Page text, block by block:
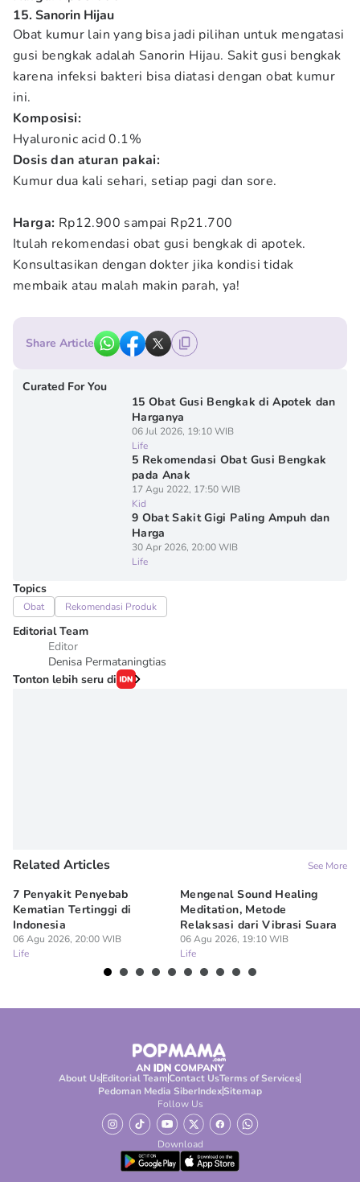
15. Sanorin Hijau
Obat kumur lain yang bisa jadi pilihan untuk mengatasi
gusi bengkak adalah Sanorin Hijau. Sakit gusi bengkak
karena infeksi bakteri bisa diatasi dengan obat kumur
ini.
Komposisi:
Hyaluronic acid 0.1%
Dosis dan aturan pakai:
Kumur dua kali sehari, setiap pagi dan sore.
Harga: Rp12.900 sampai Rp21.700
Itulah rekomendasi obat gusi bengkak di apotek.
Konsultasikan dengan dokter jika kondisi tidak
membaik atau malah makin parah, ya!
Share Article
Curated For You
15 Obat Gusi Bengkak di Apotek dan
Harganya
06 Jul 2026, 19:10 WIB
Life
5 Rekomendasi Obat Gusi Bengkak
pada Anak
17 Agu 2022, 17:50 WIB
Kid
9 Obat Sakit Gigi Paling Ampuh dan
Harga
30 Apr 2026, 20:00 WIB
Life
Topics
Obat Rekomendasi Produk
Editorial Team
Editor
Denisa Permataningtias
Tonton lebih seru di
Related Articles See More
7 Penyakit Penyebab
Kematian Tertinggi di
Indonesia
06 Agu 2026, 20:00 WIB
Life
Mengenal Sound Healing
Meditation, Metode
Relaksasi dari Vibrasi Suara
06 Agu 2026, 19:10 WIB
Life
About UsEditorial TeamContact UsTerms of Services
Pedoman Media SiberIndexSitemap
Follow Us
Download